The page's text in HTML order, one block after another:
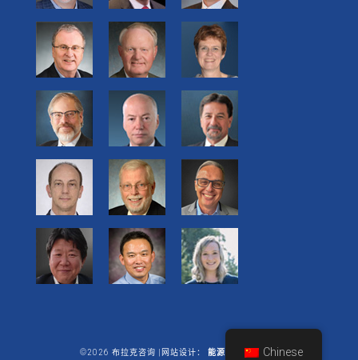
©2026 布拉克咨询 |网站设计： 能源商业有限公司Chinese